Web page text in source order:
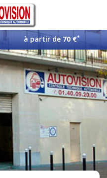
à partir de 70 €*